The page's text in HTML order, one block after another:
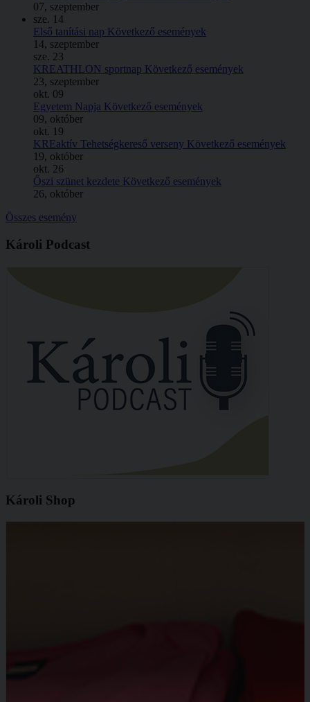
07, szeptember
sze. 14
Első tanítási nap Következő események
14, szeptember
sze. 23
KREATHLON sportnap Következő események
23, szeptember
okt. 09
Egyetem Napja Következő események
09, október
okt. 19
KREaktív Tehetségkereső verseny Következő események
19, október
okt. 26
Őszi szünet kezdete Következő események
26, október
Összes esemény
Károli Podcast
Károli Shop